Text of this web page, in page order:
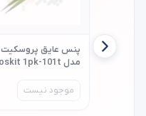
پنس عایق پروسکیت
مدل proskit 1pk-101t
موجود نیست